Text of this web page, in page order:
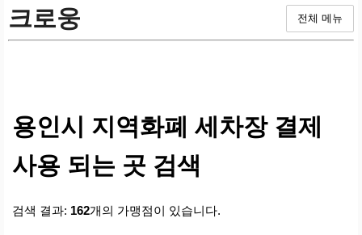
크로웅 전체 메뉴
용인시 지역화폐 세차장 결제
사용 되는 곳 검색
검색 결과: 162개의 가맹점이 있습니다.